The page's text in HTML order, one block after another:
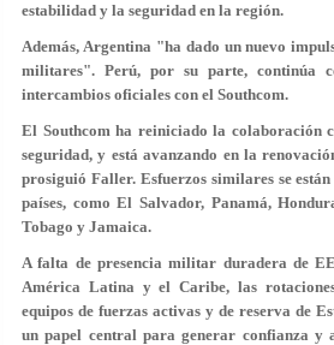
estabilidad y la seguridad en la región.
Además, Argentina "ha dado un nuevo
militares". Perú, por su parte, continúa
intercambios oficiales con el Southcom.
El Southcom ha reiniciado la colaboración
seguridad, y está avanzando en la
prosiguió Faller. Esfuerzos similares se
países, como El Salvador, Panamá,
Tobago y Jamaica.
A falta de presencia militar duradera de
América Latina y el Caribe, las
equipos de fuerzas activas y de reserva de
un papel central para generar confianza y